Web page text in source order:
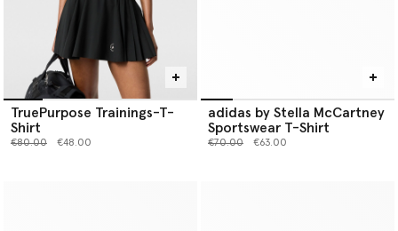
TruePurpose Trainings-T-
Shirt
Preis reduziert von
€80.00bis€48.00
adidas by Stella McCartney
Sportswear T-Shirt
Preis reduziert von
€70.00bis€63.00